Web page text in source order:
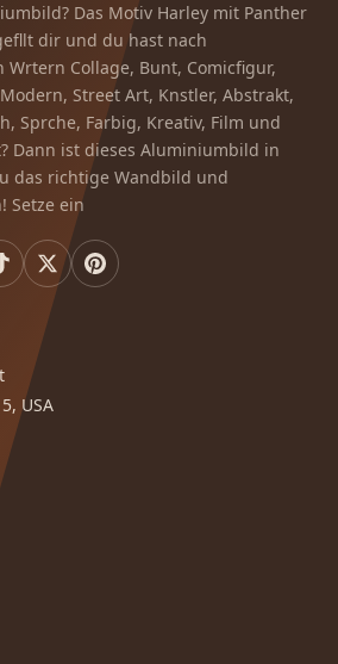
Das Motiv Harley mit Panther
dir und du hast nach
Collage, Bunt, Comicfigur,
Street Art, Knstler, Abstrakt,
Sprche, Farbig, Kreativ, Film und
Dann ist dieses Aluminiumbild in
das richtige Wandbild und
Setze ein
USA